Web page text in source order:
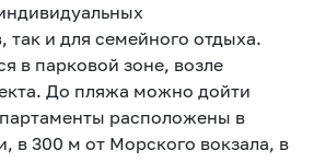
так и для семейного отдыха.
в парковой зоне, возле
До пляжа можно дойти
расположены в
в 300 м от Морского вокзала, в